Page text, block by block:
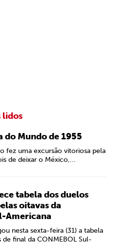
lidos
do Mundo de 1955
fez uma excursão vitoriosa pela
de deixar o México,...
tabela dos duelos
oitavas da
Americana
nesta sexta-feira (31) a tabela
de final da CONMEBOL Sul-